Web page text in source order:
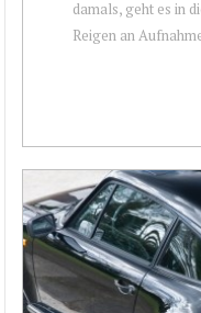
damals, geht es in
Reigen an